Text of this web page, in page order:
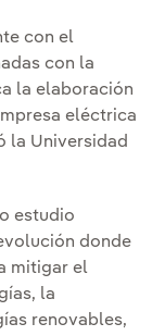
con el
con la
la elaboración
eléctrica
la Universidad
estudio
donde
mitigar el
la
renovables,